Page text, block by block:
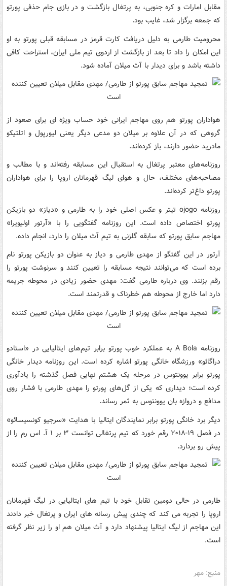
مقابل امارات و کره جنوبی، به پرتغال بازگشت و در بازی جام حذفی پورتو
که جمعه برگزار شد، غایب بود.
محرومیت طارمی به دلیل دریافت کارت قرمز در مسابقه قبلی پورتو به او
این امکان را داد تا بعد از بازگشت از اردوی تیم ملی ایران، استراحت کافی
داشته باشد و برای دیدار با آث میلان آماده شود.
هواداران پورتو هم روی مهاجم ایرانی خود حساب ویژه ای برای صعود از
گروهی که در آن علاوه بر میلان دو مدعی دیگر یعنی لیورپول و اتلتیکو
مادرید حضور دارند، باز کرده‌اند.
روزنامه‌های معتبر پرتغال به استقبال این مسابقه رفته‌اند و با مطالب و
مصاحبه‌های مختلف، حال و هوای لیگ قهرمانان اروپا را برای هواداران
پورتو داغ‌تر کرده‌اند.
روزنامه ojogo تیتر و عکس اصلی خود را به طارمی و «دیاز» دو بازیکن
پورتو اختصاص داده است. این روزنامه گفتگویی را با «آرتور اولیویرا»
مهاجم سابق پورتو که سابقه گلزنی به تیم آث میلان را دارد، انجام داده.
آرتور در این گفتگو از مهدی طارمی و دیاز به عنوان دو بازیکن پورتو نام
برده است که می‌توانند نتیجه مسابقه را تعیین کنند و سرنوشت پورتو را
رقم بزنند. وی درباره طارمی گفت: مهدی حضور زیادی در محوطه جریمه
دارد اما خارج از محوطه هم خطرناک و قدرتمند است.
روزنامه A Bola به عملکرد خوب پورتو برابر تیم‌های ایتالیایی در «استادو
دراگائو» ورزشگاه خانگی پورتو اشاره کرده است. این روزنامه دیدار خانگی
پورتو برابر یوونتوس در مرحله یک هشتم نهایی فصل گذشته را یادآوری
کرده است؛ دیداری که یکی از گل‌های پورتو را مهدی طارمی با فشار روی
مدافع و دروازه بان یوونتوس به ثمر رساند.
دیگر برد خانگی پورتو برابر نمایندگان ایتالیا با هدایت «سرجیو کونسیسائو»
در فصل ۱۹-۲۰۱۸ رقم خورد که تیم پرتغالی توانست ۳ بر ۱ آ. اس رم را از
پیش رو بردارد.
طارمی در حالی دومین تقابل خود با تیم های ایتالیایی در لیگ قهرمانان
اروپا را تجربه می کند که چندی پیش رسانه های ایران و پرتغال خبر دادند
این مهاجم از لیگ ایتالیا پیشنهاد دارد و آث میلان هم او را زیر نظر گرفته
است.
منبع: مهر